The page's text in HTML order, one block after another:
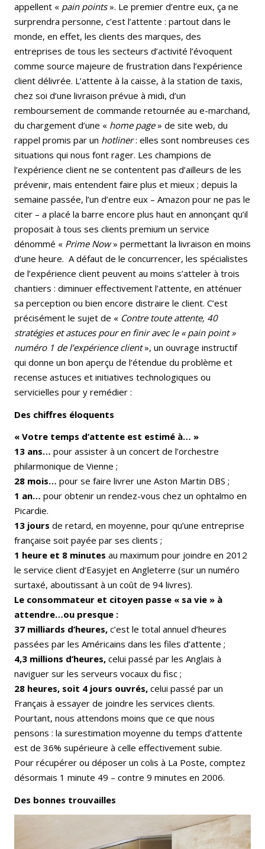
appellent « pain points». Le premier d’entre eux, ça ne
surprendra personne, c’est l’attente : partout dans le
monde, en effet, les clients des marques, des
entreprises de tous les secteurs d’activité l’évoquent
comme source majeure de frustration dans l’expérience
client délivrée. L’attente à la caisse, à la station de taxis,
chez soi d’une livraison prévue à midi, d’un
remboursement de commande retournée au e-marchand,
du chargement d’une « home page» de site web, du
rappel promis par un hotliner: elles sont nombreuses ces
situations qui nous font rager. Les champions de
l’expérience client ne se contentent pas d’ailleurs de les
prévenir, mais entendent faire plus et mieux ; depuis la
semaine passée, l’un d’entre eux – Amazon pour ne pas le
citer – a placé la barre encore plus haut en annonçant qu’il
proposait à tous ses clients premium un service
dénommé « Prime Now» permettant la livraison en moins
d’une heure. A défaut de le concurrencer, les spécialistes
de l’expérience client peuvent au moins s’atteler à trois
chantiers : diminuer effectivement l’attente, en atténuer
sa perception ou bien encore distraire le client. C’est
précisément le sujet de « Contre toute attente, 40
stratégies et astuces pour en finir avec le « pain point »
numéro 1 de l’expérience client», un ouvrage instructif
qui donne un bon aperçu de l’étendue du problème et
recense astuces et initiatives technologiques ou
servicielles pour y remédier :
Des chiffres éloquents
« Votre temps d’attente est estimé à… »
13 ans… pour assister à un concert de l’orchestre
philarmonique de Vienne ;
28 mois… pour se faire livrer une Aston Martin DBS ;
1 an… pour obtenir un rendez-vous chez un ophtalmo en
Picardie.
13 jours de retard, en moyenne, pour qu’une entreprise
française soit payée par ses clients ;
1 heure et 8 minutes au maximum pour joindre en 2012
le service client d’Easyjet en Angleterre (sur un numéro
surtaxé, aboutissant à un coût de 94 livres).
Le consommateur et citoyen passe « sa vie » à
attendre…ou presque :
37 milliards d’heures, c’est le total annuel d’heures
passées par les Américains dans les files d’attente ;
4,3 millions d’heures, celui passé par les Anglais à
naviguer sur les serveurs vocaux du fisc ;
28 heures, soit 4 jours ouvrés, celui passé par un
Français à essayer de joindre les services clients.
Pourtant, nous attendons moins que ce que nous
pensons : la surestimation moyenne du temps d’attente
est de 36% supérieure à celle effectivement subie.
Pour récupérer ou déposer un colis à La Poste, comptez
désormais 1 minute 49 – contre 9 minutes en 2006.
Des bonnes trouvailles